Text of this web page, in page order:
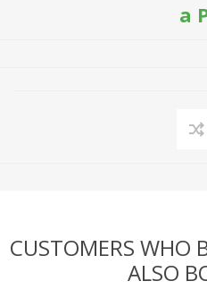
a
CUSTOMERS WHO
ALSO